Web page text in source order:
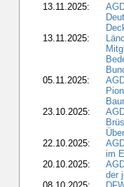
13.11.2025:
13.11.2025:
05.11.2025:
23.10.2025:
22.10.2025:
im
20.10.2025:
der